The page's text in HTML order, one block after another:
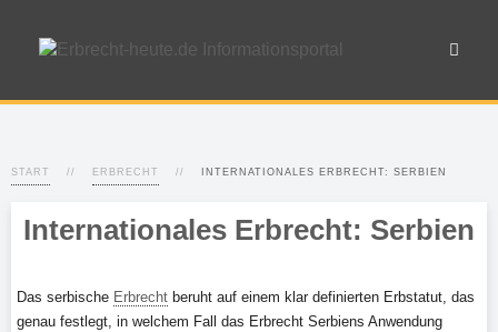
START ERBRECHT INTERNATIONALES ERBRECHT: SERBIEN
Internationales Erbrecht: Serbien
Das serbische Erbrecht beruht auf einem klar definierten Erbstatut, das
genau festlegt, in welchem Fall das Erbrecht Serbiens Anwendung